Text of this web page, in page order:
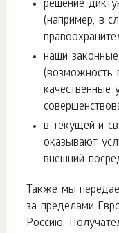
решение
(например, в
наши
(возможность
качественные
в текущей и
оказывают
внешний
Также мы
за пределами
Россию.